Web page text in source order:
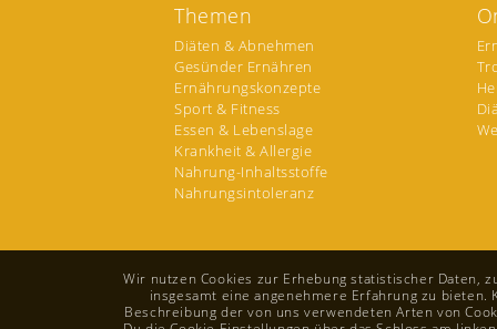
Themen
Diäten & Abnehmen
Gesünder Ernähren
Ernährungskonzepte
Sport & Fitness
Essen & Lebenslage
Krankheit & Allergie
Nahrung-Inhaltsstoffe
Nahrungsintoleranz
Wir nutzen Cookies zur Erhebung statistischer Daten,
insgesamt eine angenehmere Erfahrung zu
Beschreibung der von uns verwendeten Arten von